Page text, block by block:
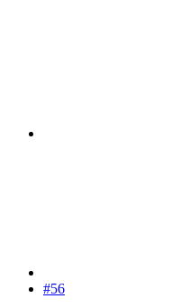
#56